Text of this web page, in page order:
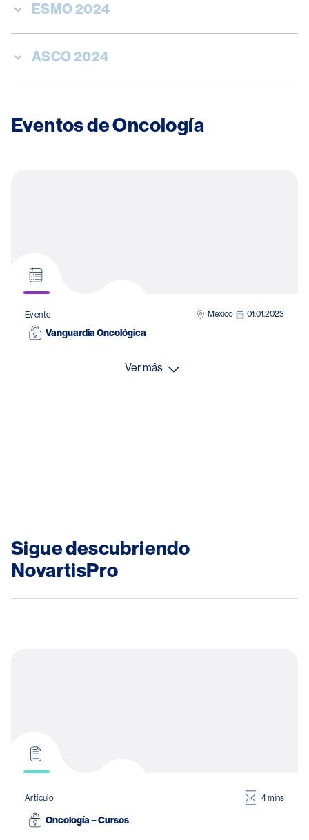
ESMO 2024
ASCO 2024
Eventos de Oncología​
Evento México 01.01.2023
Vanguardia Oncológica
Ver más
Sigue descubriendo
NovartisPro
Artículo 4 mins
Oncología – Cursos